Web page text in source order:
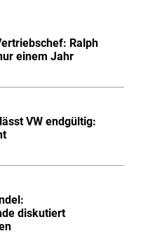
Ralph
einem Jahr
VW endgültig:
diskutiert